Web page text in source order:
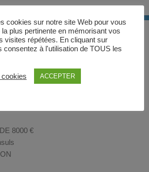
8000 €
cookies sur notre site Web pour vous
plus pertinente en mémorisant vos
visites répétées. En cliquant sur
consentez à l'utilisation de TOUS les
ACCEPTER